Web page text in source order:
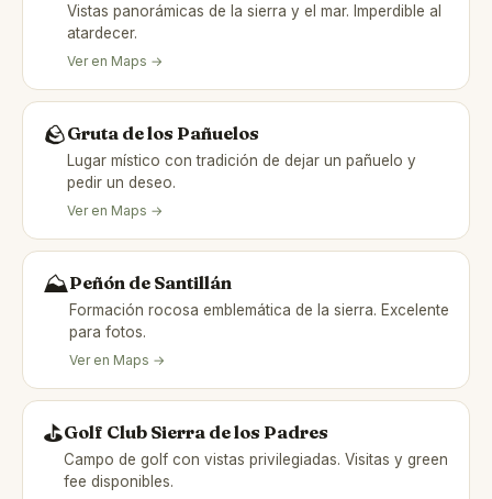
Vistas panorámicas de la sierra y el mar. Imperdible al
atardecer.
Ver en Maps →
🪨Gruta de los Pañuelos
Lugar místico con tradición de dejar un pañuelo y
pedir un deseo.
Ver en Maps →
⛰️Peñón de Santillán
Formación rocosa emblemática de la sierra. Excelente
para fotos.
Ver en Maps →
⛳Golf Club Sierra de los Padres
Campo de golf con vistas privilegiadas. Visitas y green
fee disponibles.